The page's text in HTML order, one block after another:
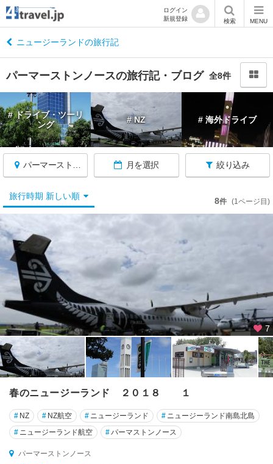
ログイン
新規登録
検索 MENU
ニュージーランドの旅行記
パーマーストンノースの旅行記・ブログ 全8件
# ドライブ・ツーリ
ング
# NZ # 海外ドライブ
パーマーストンノース 月を選択 絞り込み
ニ
ュ
ー
ジ
ー
ラ
ド
へ
戻
る
★
ア
オ
ラ
キ
/
マ
ウ
ン
ト
ッ
ク
国
立
旅行時期 新しい順 8件 (1ページ目)
7
春のニュージーランド ２０１８ １
# NZ # NZ航空 # ニュージーランド # ニュージーランド南島北島
# ニュージーランド航空 #パーマストンノース
パーマーストンノース